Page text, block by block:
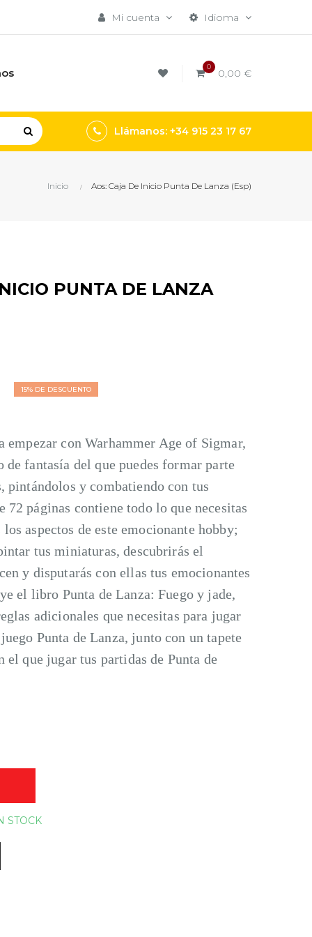
Idioma
Mi cuenta
0 0,00 €
Llámanos: +34 915 23 17 67
Inicio Aos: Caja De Inicio Punta De Lanza (Esp)
PUNTA DE LANZA
15% DE DESCUENTO
empezar con Warhammer Age of Sigmar,
de fantasía del que puedes formar parte
pintándolos y combatiendo con tus
72 páginas contiene todo lo que necesitas
aspectos de este emocionante hobby;
tus miniaturas, descubrirás el
y disputarás con ellas tus emocionantes
el libro Punta de Lanza: Fuego y jade,
adicionales que necesitas para jugar
Punta de Lanza, junto con un tapete
el que jugar tus partidas de Punta de
STOCK